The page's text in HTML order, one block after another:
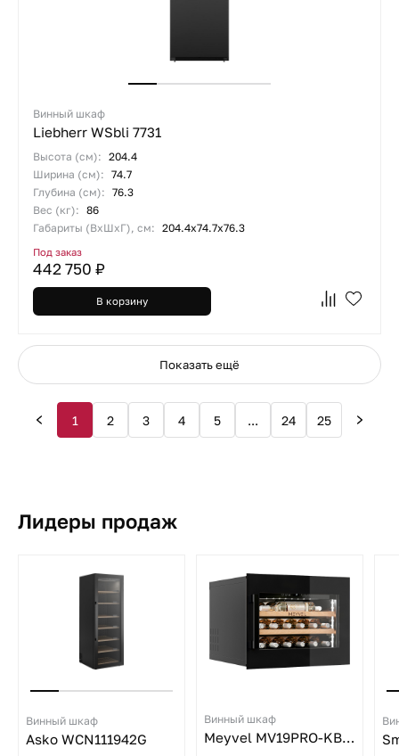
Винный шкаф
Liebherr WSbli 7731
Высота (см): 204.4
Ширина (см): 74.7
Глубина (см): 76.3
Вес (кг): 86
Габариты (ВхШхГ), см: 204.4х74.7х76.3
Под заказ
442 750 ₽
В корзину
Показать ещё
1 2 3 4 5 ... 24 25
Лидеры продаж
Винный шкаф
Asko WCN111942G
Винный шкаф
Meyvel MV19PRO-KBB1